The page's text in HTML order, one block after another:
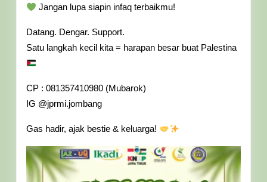
Jangan lupa siapin infaq terbaikmu!
Datang. Dengar. Support.
Satu langkah kecil kita = harapan besar buat Palestina
CP : 081357410980 (Mubarok)
IG @jprmi.jombang
Gas hadir, ajak bestie & keluarga!